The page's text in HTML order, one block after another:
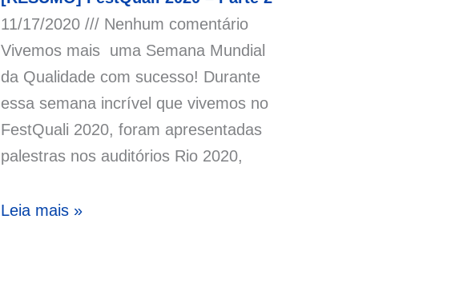
11/17/2020
Nenhum comentário
Vivemos mais uma Semana Mundial
da Qualidade com sucesso! Durante
essa semana incrível que vivemos no
FestQuali 2020, foram apresentadas
palestras nos auditórios Rio 2020,
Leia mais »